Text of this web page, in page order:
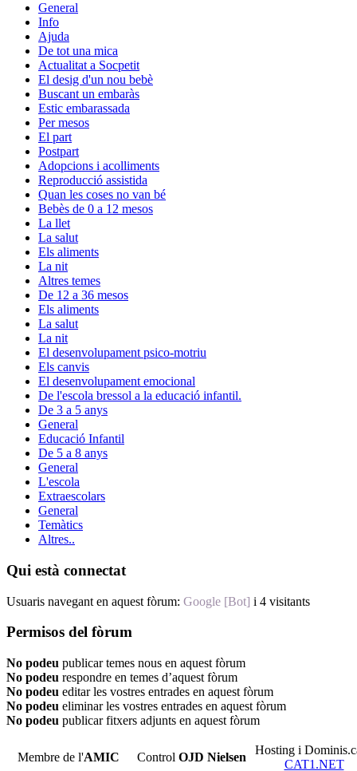
General
Info
Ajuda
De tot una mica
Actualitat a Socpetit
El desig d'un nou bebè
Buscant un embaràs
Estic embarassada
Per mesos
El part
Postpart
Adopcions i acolliments
Reproducció assistida
Quan les coses no van bé
Bebès de 0 a 12 mesos
La llet
La salut
Els aliments
La nit
Altres temes
De 12 a 36 mesos
Els aliments
La salut
La nit
El desenvolupament psico-motriu
Els canvis
El desenvolupament emocional
De l'escola bressol a la educació infantil.
De 3 a 5 anys
General
Educació Infantil
De 5 a 8 anys
General
L'escola
Extraescolars
General
Temàtics
Altres..
Qui està connectat
Usuaris navegant en aquest fòrum: Google [Bot] i 4 visitants
Permisos del fòrum
No podeu publicar temes nous en aquest fòrum
No podeu respondre en temes d’aquest fòrum
No podeu editar les vostres entrades en aquest fòrum
No podeu eliminar les vostres entrades en aquest fòrum
No podeu publicar fitxers adjunts en aquest fòrum
Membre de l'AMIC Control OJD Nielsen
Hosting i
CAT1.NET